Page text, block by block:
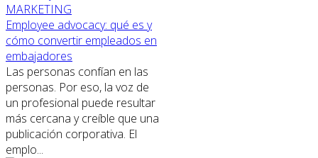
MARKETING
Employee advocacy: qué es y
cómo convertir empleados en
embajadores
Las personas confían en las
personas. Por eso, la voz de
un profesional puede resultar
más cercana y creíble que una
publicación corporativa. El
emplo...